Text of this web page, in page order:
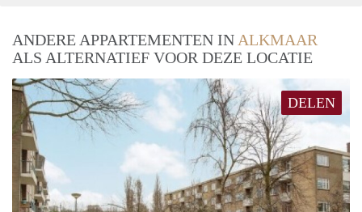
ANDERE APPARTEMENTEN IN ALKMAAR
ALS ALTERNATIEF VOOR DEZE LOCATIE
DELEN